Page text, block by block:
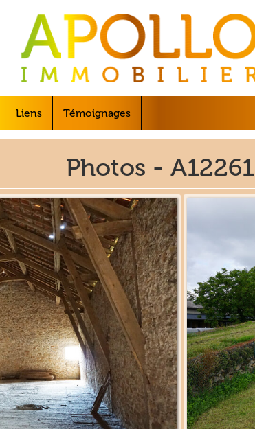
Liens Témoignages
Photos -